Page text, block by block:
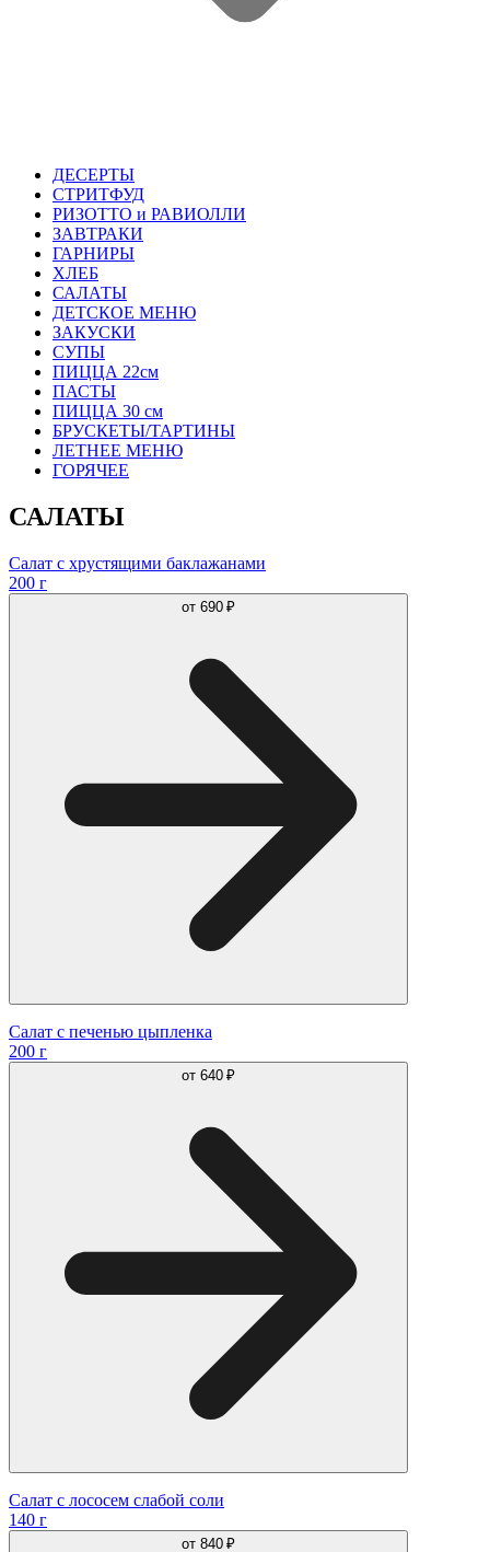
ДЕСЕРТЫ
СТРИТФУД
РИЗОТТО и РАВИОЛЛИ
ЗАВТРАКИ
ГАРНИРЫ
ХЛЕБ
САЛАТЫ
ДЕТСКОЕ МЕНЮ
ЗАКУСКИ
СУПЫ
ПИЦЦА 22см
ПАСТЫ
ПИЦЦА 30 см
БРУСКЕТЫ/ТАРТИНЫ
ЛЕТНЕЕ МЕНЮ
ГОРЯЧЕЕ
САЛАТЫ
Салат с хрустящими баклажанами
200 г
от 690 ₽
Салат с печенью цыпленка
200 г
от 640 ₽
Салат с лососем слабой соли
140 г
от 840 ₽